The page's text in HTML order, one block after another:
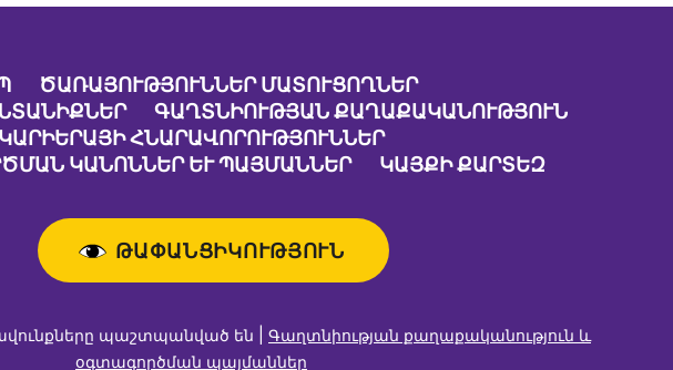
ԾԱՌԱՅՈՒԹՅՈՒՆՆԵՐ ՄԱՏՈՒՑՈՂՆԵՐ
ԳԱՂՏՆԻՈՒԹՅԱՆ ՔԱՂԱՔԱԿԱՆՈՒԹՅՈՒՆ
ԿԱՐԻԵՐԱՅԻ ՀՆԱՐԱՎՈՐՈՒԹՅՈՒՆՆԵՐ
ԿԱՆՈՆՆԵՐ ԵՒ ՊԱՅՄԱՆՆԵՐ
ԿԱՅՔԻ ՔԱՐՏԵԶ
ԹԱՓԱՆՑԻԿՈՒԹՅՈՒՆ
պաշտպանված են | Գաղտնիության քաղաքականություն և
օգտագործման պայմաններ